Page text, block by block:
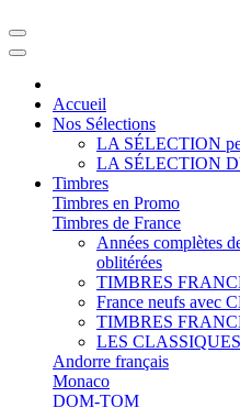
Accueil
Nos Sélections
LA SÉLECTION
LA SÉLECTION
Timbres
Timbres en Promo
Timbres de France
Années complètes
oblitérées
TIMBRES
France neufs avec
TIMBRES
LES
Andorre français
Monaco
DOM-TOM